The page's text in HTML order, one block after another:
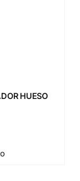
HUESO